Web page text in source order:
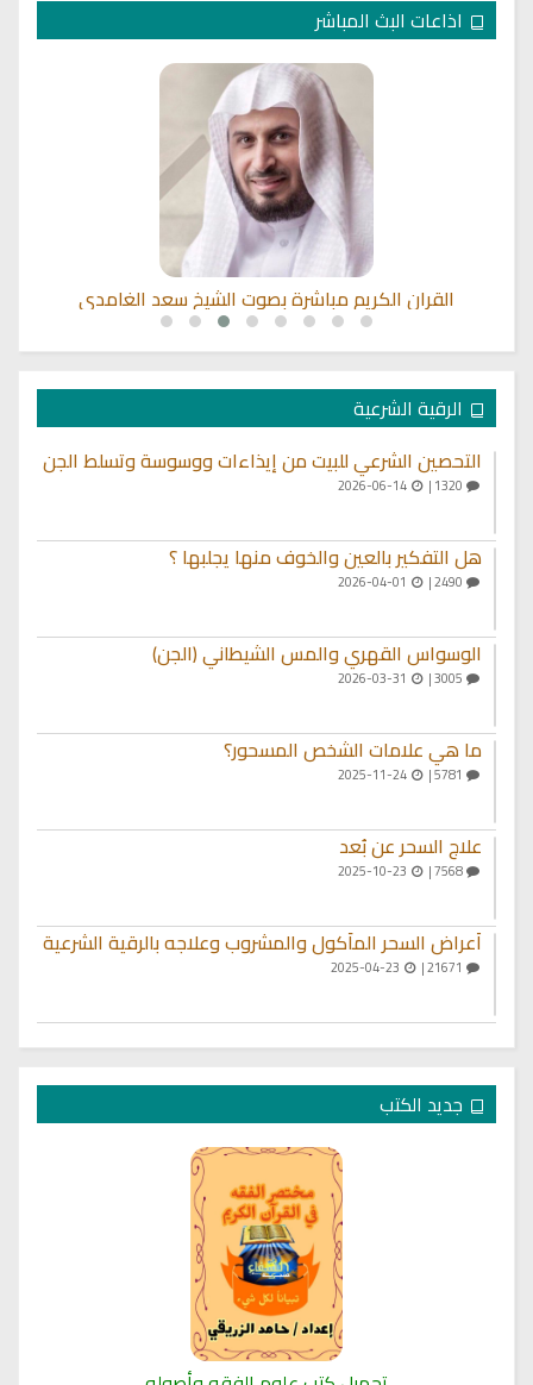
اذاعات البث المباشر
القران الكريم مباشرة بصوت الشيخ سعد الغامدي
الرقية الشرعية
التحصين الشرعي للبيت من إيذاءات ووسوسة وتسلط الجن
2026-06-14
هل التفكير بالعين والخوف منها يجلبها ؟
الوسواس القهري والمس الشيطاني (الجن)
ما هي علامات الشخص المسحور؟
2025-11-24
علاج السحر عن بُعد
7568 |
أعراض السحر المأكول والمشروب وعلاجه بالرقية الشرعية
جديد الكتب